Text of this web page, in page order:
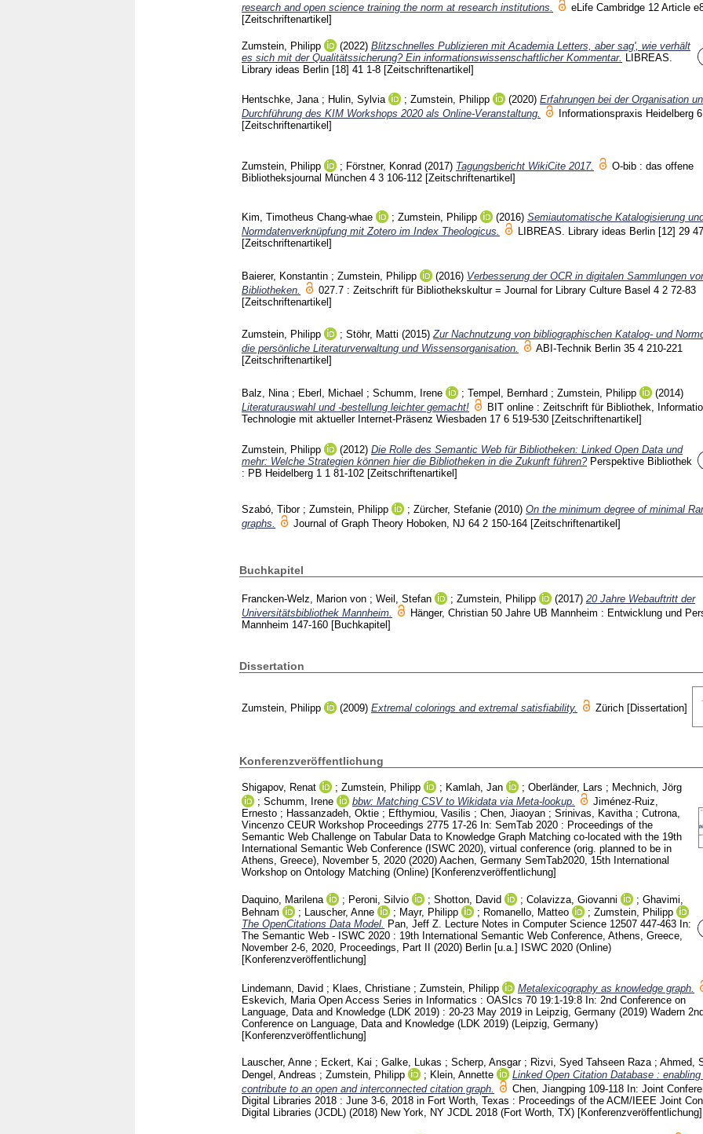
research and open science training the norm at research institutions.
eLife Cambridge 12 Article
[Zeitschriftenartikel]
Zumstein, Philipp (2022) Blitzschnelles Publizieren mit Academia Letters, aber sag', wie verhält
es sich mit der Qualitätssicherung? Ein informationswissenschaftlicher Kommentar. LIBREAS.
Library ideas Berlin [18] 41 1-8 [Zeitschriftenartikel]
Hentschke, Jana; Hulin, Sylvia ; Zumstein, Philipp (2020) Erfahrungen bei der Organisation
Durchführung des KIM Workshops 2020 als Online-Veranstaltung.
Informationspraxis Heidelberg
[Zeitschriftenartikel]
Zumstein, Philipp ; Förstner, Konrad (2017) Tagungsbericht WikiCite 2017.
O-bib : das offene
Bibliotheksjournal München 4 3 106-112 [Zeitschriftenartikel]
Kim, Timotheus Chang-whae ; Zumstein, Philipp (2016) Semiautomatische Katalogisierung
Normdatenverknüpfung mit Zotero im Index Theologicus.
LIBREAS. Library ideas Berlin [12] 29
[Zeitschriftenartikel]
Baierer, Konstantin ; Zumstein, Philipp (2016) Verbesserung der OCR in digitalen Sammlungen
Bibliotheken.
027.7 : Zeitschrift für Bibliothekskultur = Journal for Library Culture Basel 4 2 72-83
[Zeitschriftenartikel]
Zumstein, Philipp ; Stöhr, Matti (2015)Zur Nachnutzung von bibliographischen Katalog- und
die persönliche Literaturverwaltung und Wissensorganisation.
ABI-Technik Berlin 35 4 210-221
[Zeitschriftenartikel]
Balz, Nina; Eberl, Michael ; Schumm, Irene ; Tempel, Bernhard ; Zumstein, Philipp
(2014)
Literaturauswahl und -bestellung leichter gemacht!
BIT online : Zeitschrift für Bibliothek,
Technologie mit aktueller Internet-Präsenz Wiesbaden 17 6 519-530 [Zeitschriftenartikel]
Zumstein, Philipp (2012) Die Rolle des Semantic Web für Bibliotheken: Linked Open Data und
mehr: Welche Strategien können hier die Bibliotheken in die Zukunft führen? Perspektive Bibliothek
: PB Heidelberg 1 1 81-102 [Zeitschriftenartikel]
Szabó, Tibor; Zumstein, Philipp ; Zürcher, Stefanie (2010) On the minimum degree of minimal
graphs.
Journal of Graph Theory Hoboken, NJ 64 2 150-164 [Zeitschriftenartikel]
Buchkapitel
Francken-Welz, Marion von ; Weil, Stefan ; Zumstein, Philipp (2017) 20 Jahre Webauftritt der
Universitätsbibliothek Mannheim.
Hänger, Christian 50 Jahre UB Mannheim : Entwicklung und
Mannheim 147-160 [Buchkapitel]
Dissertation
Zumstein, Philipp (2009) Extremal colorings and extremal satisfiability. Zürich [Dissertation]
Konferenzveröffentlichung
Shigapov, Renat ; Zumstein, Philipp ; Kamlah, Jan ; Oberländer, Lars ; Mechnich, Jörg
; Schumm, Irene bbw: Matching CSV to Wikidata via Meta-lookup.
Jiménez-Ruiz,
Ernesto ; Hassanzadeh, Oktie ; Efthymiou, Vasilis ; Chen, Jiaoyan ; Srinivas, Kavitha; Cutrona,
Vincenzo CEUR Workshop Proceedings 2775 17-26 In: SemTab 2020 : Proceedings of the
Semantic Web Challenge on Tabular Data to Knowledge Graph Matching co-located with the 19th
International Semantic Web Conference (ISWC 2020), virtual conference (orig. planned to be in
Athens, Greece), November 5, 2020 (2020) Aachen, Germany SemTab2020, 15th International
Workshop on Ontology Matching (Online) [Konferenzveröffentlichung]
Daquino, Marilena ; Peroni, Silvio ; Shotton, David ; Colavizza, Giovanni ; Ghavimi,
Behnam
; Lauscher, Anne ; Mayr, Philipp ; Romanello, Matteo ; Zumstein, Philipp
The OpenCitations Data Model.
Pan, Jeff Z. Lecture Notes in Computer Science 12507 447-463 In:
The Semantic Web - ISWC 2020 : 19th International Semantic Web Conference, Athens, Greece,
November 2-6, 2020, Proceedings, Part II (2020) Berlin [u.a.]
ISWC 2020 (Online)
[Konferenzveröffentlichung]
Lindemann, David ; Klaes, Christiane ; Zumstein, Philipp
Metalexicography as knowledge graph.
Eskevich, Maria Open Access Series in Informatics : OASIcs 70 19:1-19:8 In: 2nd Conference on
Language, Data and Knowledge (LDK 2019) : 20-23 May 2019 in Leipzig, Germany (2019) Wadern
Conference on Language, Data and Knowledge (LDK 2019) (Leipzig, Germany)
[Konferenzveröffentlichung]
Lauscher, Anne ; Eckert, Kai ; Galke, Lukas ; Scherp, Ansgar; Rizvi, Syed Tahseen Raza ; Ahmed,
Dengel, Andreas ; Zumstein, Philipp ; Klein, Annette
Linked Open Citation Database :
contribute to an open and interconnected citation graph.
Chen, Jiangping 109-118 In: Joint
Digital Libraries 2018 : June 3-6, 2018 in Fort Worth, Texas : Proceedings of the ACM/IEEE Joint
Digital Libraries (JCDL) (2018) New York, NY JCDL 2018 (Fort Worth, TX) [Konferenzveröffentlichung]